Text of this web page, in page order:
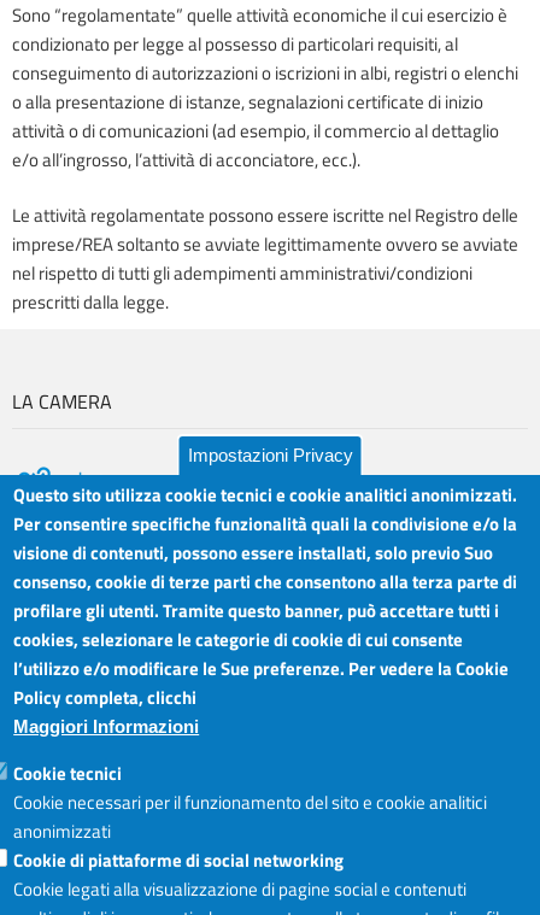
Sono “regolamentate” quelle attività economiche il cui esercizio è
condizionato per legge al possesso di particolari requisiti, al
conseguimento di autorizzazioni o iscrizioni in albi, registri o elenchi
o alla presentazione di istanze, segnalazioni certificate di inizio
attività o di comunicazioni (ad esempio, il commercio al dettaglio
e/o all’ingrosso, l’attività di acconciatore, ecc.).
Le attività regolamentate possono essere iscritte nel Registro delle
imprese/REA soltanto se avviate legittimamente ovvero se avviate
nel rispetto di tutti gli adempimenti amministrativi/condizioni
prescritti dalla legge.
LA CAMERA
Camera di Commercio Industria Artigianato e
Agricoltura del Sud Est Sicilia
Sede legale: Via Cappuccini, 2 - Catania
Sede territoriale: Piazza della Libertà - Ragusa
Sede territoriale: Via Duca degli Abruzzi, 4 - Siracusa
Posta elettronica certificata: ctrgsr
pec.ctrgsr.camcom.it
Sito:www.ctrgsr.camcom.gov.it
Codice di fatturazione elettronica:
Orari sportelli:
Dal Lunedì al Venerdì ore
8.30 - 12.00
Martedì anche 15.45 - 17.45
Copyright © CCIAA, 2019
Impostazioni Privacy
Questo sito utilizza cookie tecnici e cookie analitici anonimizzati.
Per consentire specifiche funzionalità quali la condivisione e/o la
visione di contenuti, possono essere installati, solo previo Suo
consenso, cookie di terze parti che consentono alla terza parte di
profilare gli utenti. Tramite questo banner, può accettare tutti i
cookies, selezionare le categorie di cookie di cui consente
l’utilizzo e/o modificare le Sue preferenze. Per vedere la Cookie
Policy completa, clicchi
Maggiori Informazioni
Cookie tecnici
Cookie necessari per il funzionamento del sito e cookie analitici
anonimizzati
Cookie di piattaforme di social networking
Cookie legati alla visualizzazione di pagine social e contenuti